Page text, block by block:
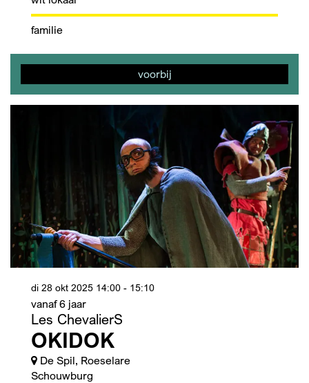
familie
voorbij
Les ChevalierS
OKIDOK
vanaf 6 jaar
di 28 okt 2025 14:00 - 15:10
De Spil, Roeselare
Schouwburg